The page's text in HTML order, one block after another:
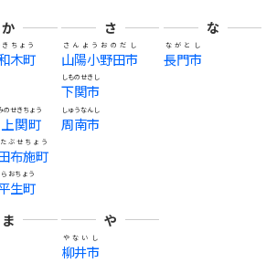
か
木町
ちょう
関町
のせきちょう
布施町
ぶせちょう
生町
おちょう
さ
山陽小野田市
さんようおのだし
下関市
しものせきし
周南市
しゅうなんし
な
長門市
ながとし
ま
や
柳井市
やないし